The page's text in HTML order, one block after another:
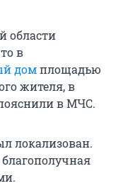
области
в
домплощадью
жителя, в
в МЧС.
локализован.